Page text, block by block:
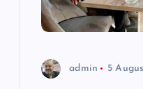
admin 5